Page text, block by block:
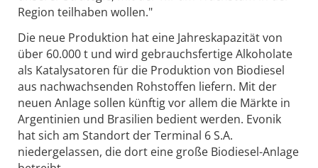
Region teilhaben wollen."
Die neue Produktion hat eine Jahreskapazität von
über 60.000 t und wird gebrauchsfertige Alkoholate
als Katalysatoren für die Produktion von Biodiesel
aus nachwachsenden Rohstoffen liefern. Mit der
neuen Anlage sollen künftig vor allem die Märkte in
Argentinien und Brasilien bedient werden. Evonik
hat sich am Standort der Terminal 6 S.A.
niedergelassen, die dort eine große Biodiesel-Anlage